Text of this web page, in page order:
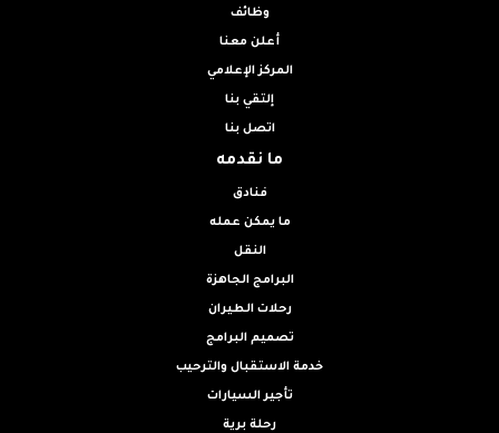
وظائف
أعلن معنا
المركز الإعلامي
إلتقي بنا
اتصل بنا
ما نقدمه
فنادق
ما يمكن عمله
النقل
البرامج الجاهزة
رحلات الطيران
تصميم البرامج
خدمة الاستقبال والترحيب
تأجير السيارات
رحلة برية